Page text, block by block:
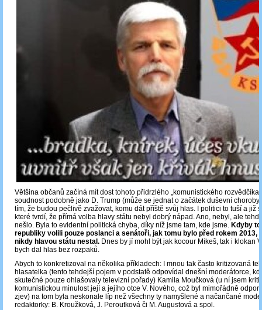
Většina občanů začíná mít dost tohoto přidrzlého „komunistického
soudnost podobně jako D. Trump (může se jednat o začátek duševní
tím, že budou pečlivě zvažovat, komu dát příště svůj hlas. I politici to tuší a již
které tvrdí, že přímá volba hlavy státu nebyl dobrý nápad. Ano, nebyl, ale
nešlo. Byla to evidentní politická chyba, díky níž jsme tam, kde jsme. Kdyby
republiky volili pouze poslanci a senátoři, jak tomu bylo před rokem 2013,
nikdy hlavou státu nestal. Dnes by jí mohl být jak kocour Mikeš, tak i klokan
bych dal hlas bez rozpaků.
Abych to konkretizoval na několika příkladech: I mnou tak často kritizovaná
hlasatelka (tento tehdejší pojem v podstatě odpovídal dnešní moderátorce,
skutečné pouze ohlašovaly televizní pořady) Kamila Moučková (u ní jsem
komunistickou minulost její a jejího otce V. Nového, což byl mimořádně
zjev) na tom byla neskonale líp než všechny ty namyšlené a načančané
redaktorky: B. Kroužková, J. Peroutková či M. Augustová a spol.